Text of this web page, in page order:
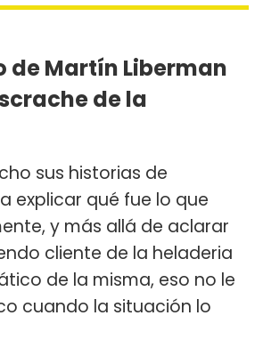
de Martín Liberman
de la
sus historias de
explicar qué fue lo que
y más allá de aclarar
cliente de la heladeria
de la misma, eso no le
cuando la situación lo